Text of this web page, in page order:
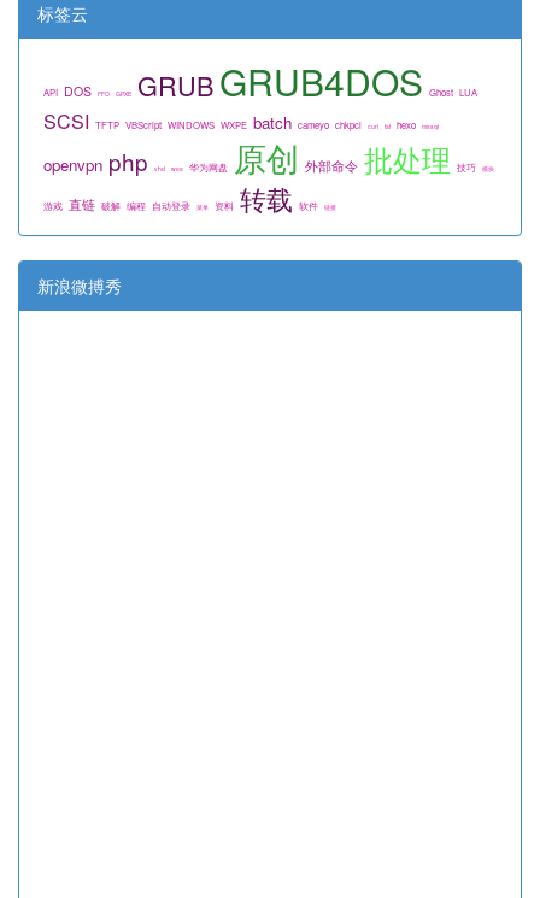
标签云
API DOS FFO GPXE GRUBGRUB4DOS Ghost LUA
SCSI TFTP VBScript WINDOWS WXPE batch cameyo chkpci curl fat hexo mssql
openvpn php vhd wee 华为网盘 原创 外部命令 批处理 技巧 模块
游戏 直链 破解 编程 自动登录 菜单 资料 转载 软件 链接
新浪微搏秀